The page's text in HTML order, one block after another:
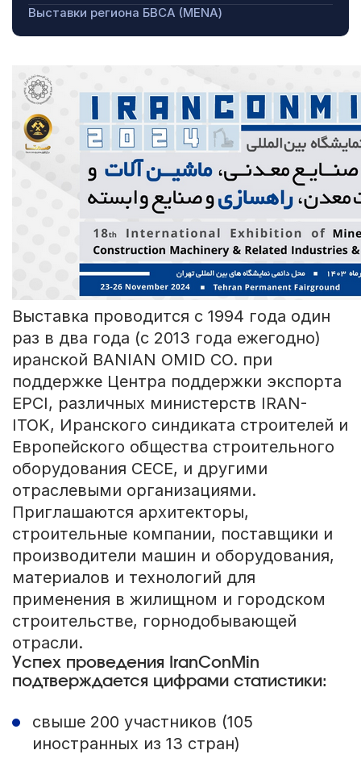
Выставки региона БВСА (MENA)
Выставка проводится с 1994 года один
раз в два года (c 2013 года ежегодно)
иранской BANIAN OMID CO. при
поддержке Центра поддержки экспорта
EPCI, различных министерств IRAN-
ITOK, Иранского синдиката строителей и
Европейского общества строительного
оборудования CECE, и другими
отраслевыми организациями.
Приглашаются архитекторы,
строительные компании, поставщики и
производители машин и оборудования,
материалов и технологий для
применения в жилищном и городском
строительстве, горнодобывающей
отрасли.
Успех проведения IranConMin
подтверждается цифрами статистики:
свыше 200 участников (105
иностранных из 13 стран)